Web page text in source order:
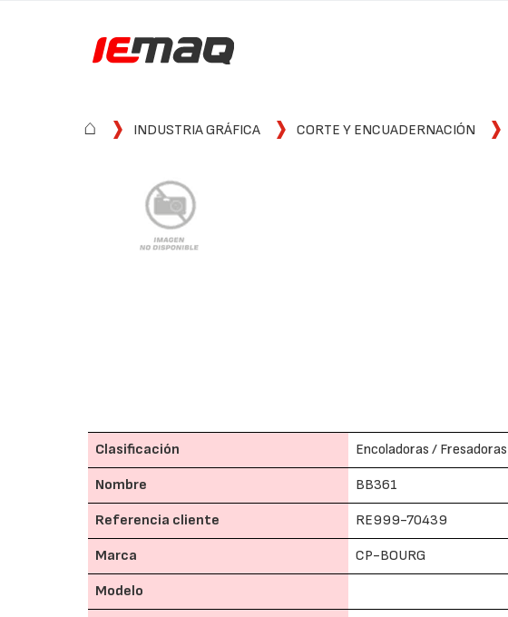
⌂ INDUSTRIA GRÁFICA CORTE Y ENCUADERNACIÓN
Clasificación Encoladoras / Fresadoras
Nombre BB361
Referencia cliente RE999-70439
Marca CP-BOURG
Modelo